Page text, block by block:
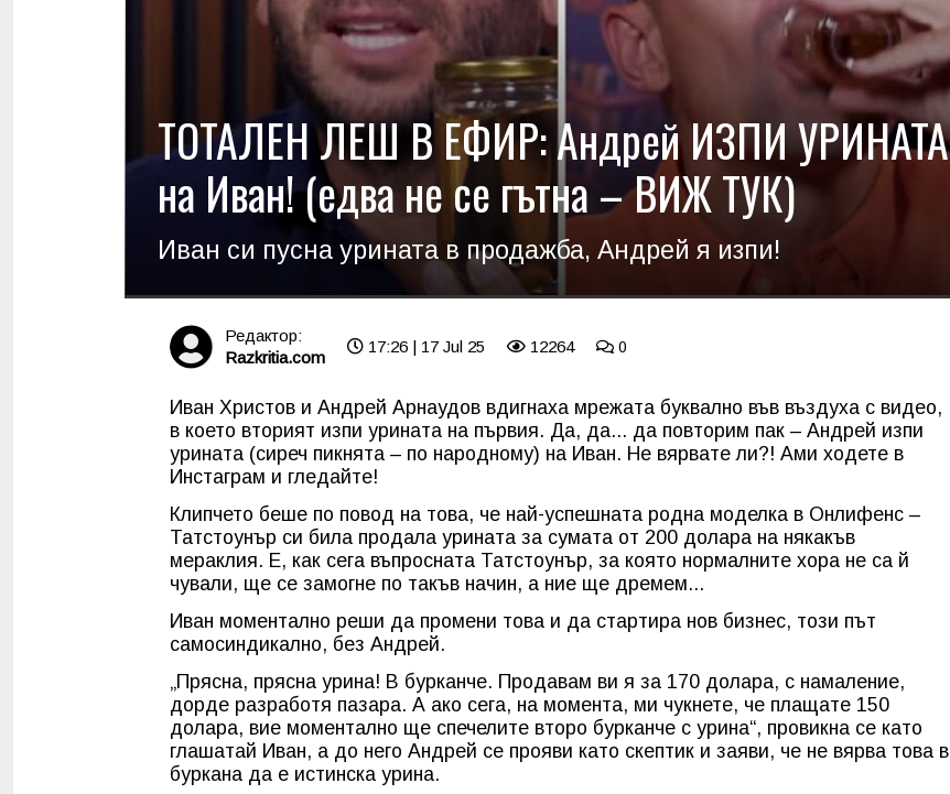
ТОТАЛЕН ЛЕШ В ЕФИР: Андрей ИЗПИ УРИНАТА
на Иван! (едва не се гътна – ВИЖ ТУК)
Иван си пусна урината в продажба, Андрей я изпи!
Редактор:
Razkritia.com
17:26 | 17 Jul 25 12264 0
Иван Христов и Андрей Арнаудов вдигнаха мрежата буквално във въздуха с видео,
в което вторият изпи урината на първия. Да, да... да повторим пак – Андрей изпи
урината (сиреч пикнята – по народному) на Иван. Не вярвате ли?! Ами ходете в
Инстаграм и гледайте!
Клипчето беше по повод на това, че най-успешната родна моделка в Онлифенс –
Татстоунър си била продала урината за сумата от 200 долара на някакъв
мераклия. Е, как сега въпросната Татстоунър, за която нормалните хора не са й
чували, ще се замогне по такъв начин, а ние ще дремем...
Иван моментално реши да промени това и да стартира нов бизнес, този път
самосиндикално, без Андрей.
„Прясна, прясна урина! В бурканче. Продавам ви я за 170 долара, с намаление,
дорде разработя пазара. А ако сега, на момента, ми чукнете, че плащате 150
долара, вие моментално ще спечелите второ бурканче с урина“, провикна се като
глашатай Иван, а до него Андрей се прояви като скептик и заяви, че не вярва това в
буркана да е истинска урина.